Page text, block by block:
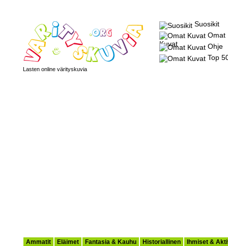
Lasten online värityskuvia
Suosikit
Omat
Kuvat
Ohje
Top
Ammatit Eläimet Fantasia & Kauhu Historiallinen
Ihmiset &